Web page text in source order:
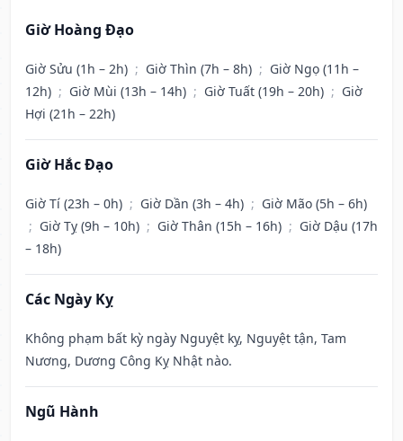
Giờ Hoàng Đạo
Giờ Sửu (1h – 2h) ; Giờ Thìn (7h – 8h) ; Giờ Ngọ (11h –
12h) ; Giờ Mùi (13h – 14h) ; Giờ Tuất (19h – 20h) ; Giờ
Hợi (21h – 22h)
Giờ Hắc Đạo
Giờ Tí (23h – 0h) ; Giờ Dần (3h – 4h) ; Giờ Mão (5h – 6h)
; Giờ Tỵ (9h – 10h) ; Giờ Thân (15h – 16h) ; Giờ Dậu (17h
– 18h)
Các Ngày Kỵ
Không phạm bất kỳ ngày Nguyệt kỵ, Nguyệt tận, Tam
Nương, Dương Công Kỵ Nhật nào.
Ngũ Hành